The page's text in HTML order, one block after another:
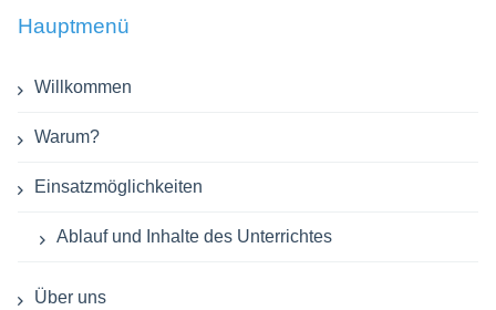
Hauptmenü
Willkommen
Warum?
Einsatzmöglichkeiten
Ablauf und Inhalte des Unterrichtes
Über uns